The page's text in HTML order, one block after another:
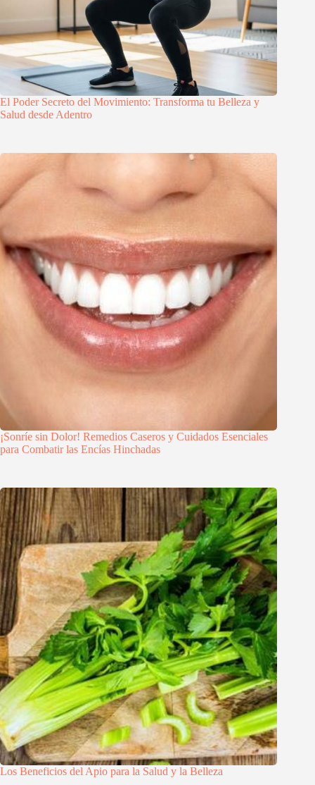
El Poder Secreto del Movimiento: Transforma tu Belleza y
Salud desde Adentro
¡Sonríe sin Dolor! Remedios Caseros y Cuidados Esenciales
para Combatir las Encías Hinchadas
Los Beneficios del Apio para la Salud y la Belleza